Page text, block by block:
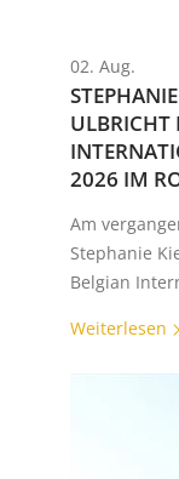
02. Aug.
ULBRICHT
2026 IM
Am
Stephanie
Belgian
Weiterlesen